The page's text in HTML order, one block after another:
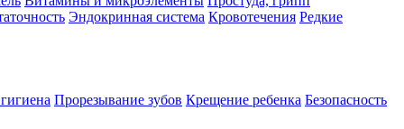
Эндокринная система Кровотечения Редкие
Прорезывание зубов Крещение ребенка Безопасность